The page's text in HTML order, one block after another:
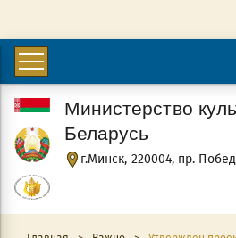
г.Минск, 220004, пр.
Министерство
Беларусь